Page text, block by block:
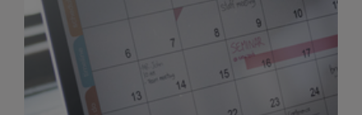
Kalendarz Imprez
Zakładka ta gromadzi wszystkie planowane
wydarzenia kulturalne i edukacyjne organizowane
przez bibliotekę. Możesz tu sprawdzić terminy